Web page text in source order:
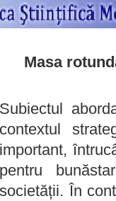
Masa
Subiectul
contextul
important,
pentru
societății. În